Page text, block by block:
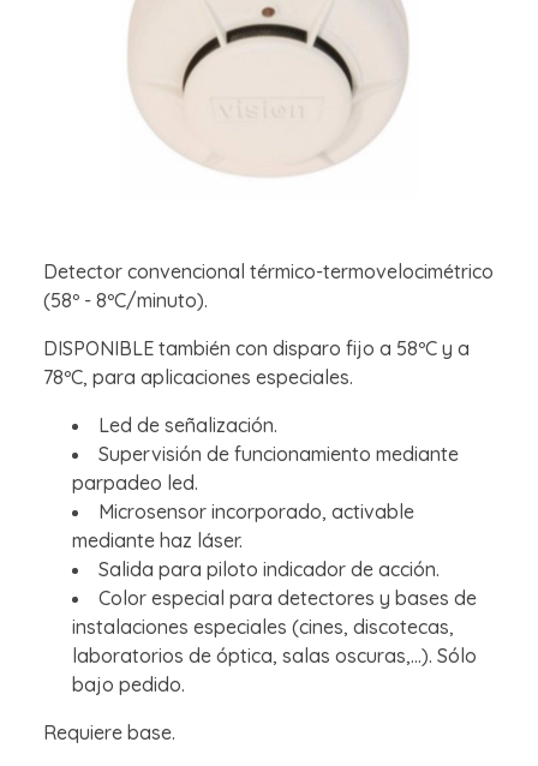
Detector convencional térmico-termovelocimétrico
(58º - 8ºC/minuto).
DISPONIBLE también con disparo fijo a 58ºC y a
78ºC, para aplicaciones especiales.
Led de señalización.
Supervisión de funcionamiento mediante
parpadeo led.
Microsensor incorporado, activable
mediante haz láser.
Salida para piloto indicador de acción.
Color especial para detectores y bases de
instalaciones especiales (cines, discotecas,
laboratorios de óptica, salas oscuras,...). Sólo
bajo pedido.
Requiere base.